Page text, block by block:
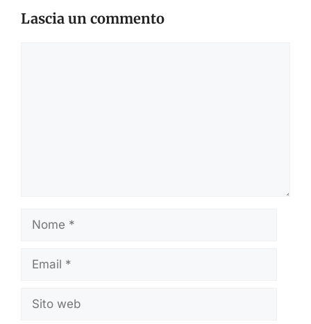
Lascia un commento
Nome
Email
Sito
web